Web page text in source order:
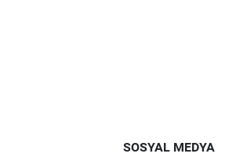
SOSYAL MEDYA